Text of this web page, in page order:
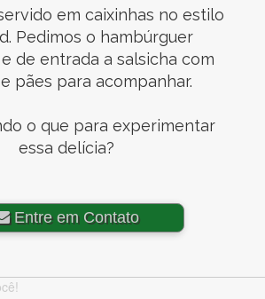
em caixinhas no estilo
Pedimos o hambúrguer
de entrada a salsicha com
pães para acompanhar.
o que para experimentar
essa delícia?
Entre em Contato